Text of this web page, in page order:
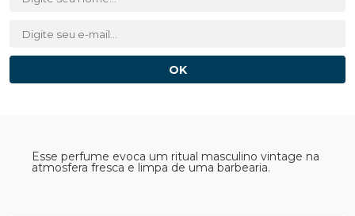
Esse perfume evoca um ritual masculino vintage na
atmosfera fresca e limpa de uma barbearia.